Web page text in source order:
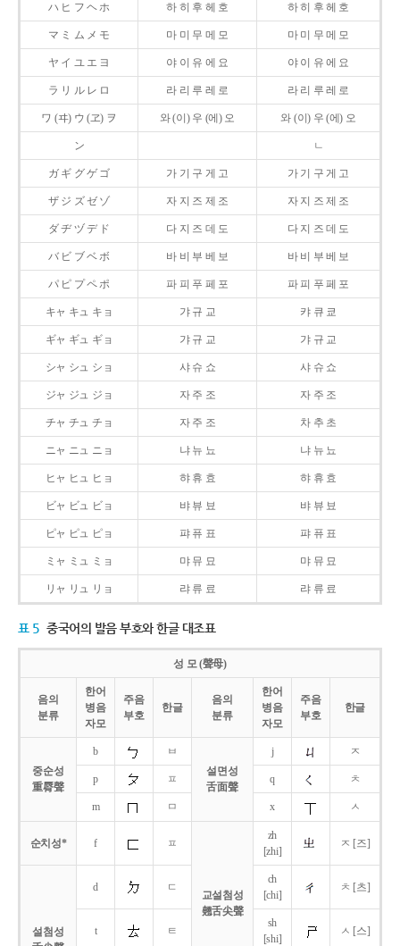
ハ ヒ フ ヘ ホ 하 히 후 헤 호 하 히 후 헤 호
マ ミ ム メ モ 마 미 무 메 모 마 미 무 메 모
ヤ イ ユ エ ヨ 야 이 유 에 요 야 이 유 에 요
ラ リ ル レ ロ 라 리 루 레 로 라 리 루 레 로
ワ (ヰ) ウ (ヱ) ヲ 와 (이) 우 (에) 오 와 (이) 우 (에) 오
ン ㄴ
ガ ギ グ ゲ ゴ 가 기 구 게 고 가 기 구 게 고
ザ ジ ズ ゼ ゾ 자 지 즈 제 조 자 지 즈 제 조
ダ ヂ ヅ デ ド 다 지 즈 데 도 다 지 즈 데 도
バ ビ ブ ベ ボ 바 비 부 베 보 바 비 부 베 보
パ ピ プ ペ ポ 파 피 푸 페 포 파 피 푸 페 포
キャ キュ キョ 갸 규 교 캬 큐 쿄
ギャ ギュ ギョ 갸 규 교 갸 규 교
シャ シュ ショ 샤 슈 쇼 샤 슈 쇼
ジャ ジュ ジョ 자 주 조 자 주 조
チャ チュ チョ 자 주 조 차 추 초
ニャ ニュ ニョ 냐 뉴 뇨 냐 뉴 뇨
ヒャ ヒュ ヒョ 햐 휴 효 햐 휴 효
ビャ ビュ ビョ 뱌 뷰 뵤 뱌 뷰 뵤
ピャ ピュ ピョ 퍄 퓨 표 퍄 퓨 표
ミャ ミュ ミョ 먀 뮤 묘 먀 뮤 묘
リャ リュ リョ 랴 류 료 랴 류 료
표 5 중국어의 발음 부호와 한글 대조표
성 모 (聲母)
음의
분류
한어
병음
자모
주음
부호
한글
음의
분류
한어
병음
자모
주음
부호
한글
중순성
重脣聲
b
ㅂ
설면성
舌面聲
j ㅈ
p ㅍ q ㅊ
m ㅁ x ㅅ
순치성* f ㅍ
교설첨성
翹舌尖聲
zh
[zhi]
ㅈ [즈]
설첨성
d ㄷ
ch
[chi]
ㅊ [츠]
t ㅌ
sh
[shi]
ㅅ [스]